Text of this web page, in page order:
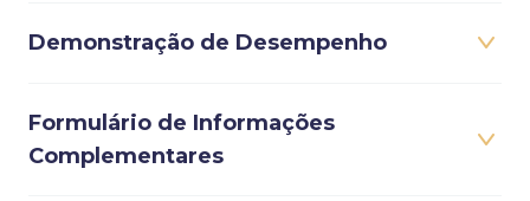
Demonstração de Desempenho
Formulário de Informações
Complementares